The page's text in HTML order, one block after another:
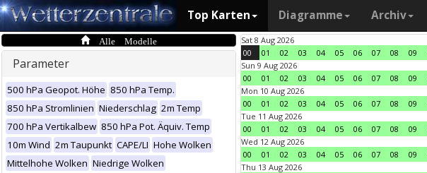
Top Karten Diagramme Archiv
Alle Modelle
Parameter
500 hPa Geopot. Höhe 850 hPa Temp.
850 hPa Stromlinien Niederschlag 2m Temp
700 hPa Vertikalbew 850 hPa Pot. Äquiv. Temp
10m Wind 2m Taupunkt CAPE/LI Hohe Wolken
Mittelhohe Wolken Niedrige Wolken
Sat 8 Aug 2026
00
01 02 03 04 05 06 07 08 09
Sun 9 Aug 2026
00
01 02 03 04 05 06 07 08 09
Mon 10 Aug 2026
00
01 02 03 04 05 06 07 08 09
Tue 11 Aug 2026
00
01 02 03 04 05 06 07 08 09
Wed 12 Aug 2026
00
01 02 03 04 05 06 07 08 09
Thu 13 Aug 2026